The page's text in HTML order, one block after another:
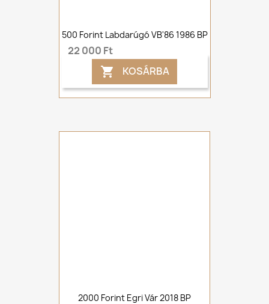
500 Forint Labdarúgó VB'86 1986 BP
22 000 Ft
 KOSÁRBA
2000 Forint Egri Vár 2018 BP